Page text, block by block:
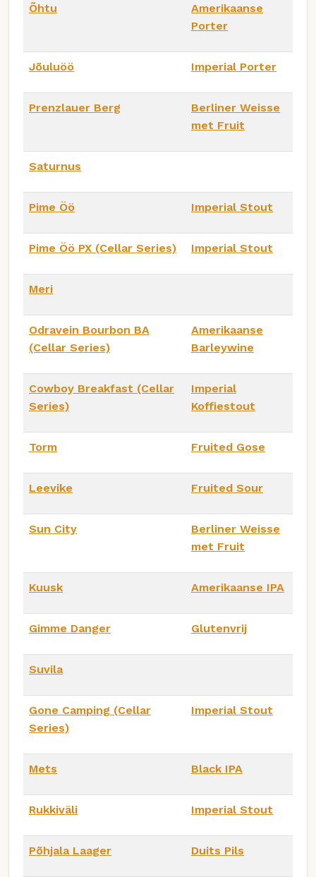
Õhtu
Amerikaanse
Porter
Jõuluöö Imperial Porter
Prenzlauer Berg
Berliner Weisse
met Fruit
Saturnus
Pime Öö Imperial Stout
Pime Öö PX (Cellar Series) Imperial Stout
Meri
Odravein Bourbon BA
(Cellar Series)
Amerikaanse
Barleywine
Cowboy Breakfast (Cellar
Series)
Imperial
Koffiestout
Torm Fruited Gose
Leevike Fruited Sour
Sun City
Berliner Weisse
met Fruit
Kuusk Amerikaanse IPA
Gimme Danger Glutenvrij
Suvila
Gone Camping (Cellar
Series)
Imperial Stout
Mets Black IPA
Rukkiväli Imperial Stout
Põhjala Laager Duits Pils